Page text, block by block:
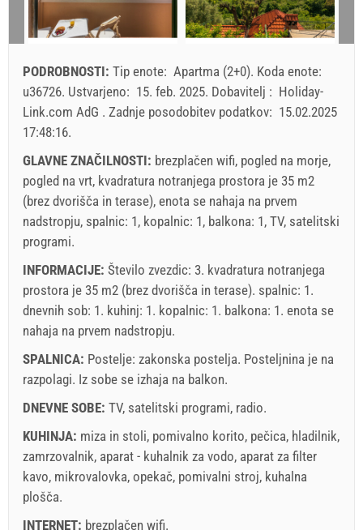
PODROBNOSTI: Tip enote: Apartma (2+0). Koda enote:
u36726. Ustvarjeno: 15. feb. 2025. Dobavitelj : Holiday-
Link.com AdG . Zadnje posodobitev podatkov: 15.02.2025
17:48:16.
GLAVNE ZNAČILNOSTI: brezplačen wifi, pogled na morje,
pogled na vrt, kvadratura notranjega prostora je 35 m2
(brez dvorišča in terase), enota se nahaja na prvem
nadstropju, spalnic: 1, kopalnic: 1, balkona: 1, TV, satelitski
programi.
INFORMACIJE: Število zvezdic: 3. kvadratura notranjega
prostora je 35 m2 (brez dvorišča in terase). spalnic: 1.
dnevnih sob: 1. kuhinj: 1. kopalnic: 1. balkona: 1. enota se
nahaja na prvem nadstropju.
SPALNICA: Postelje: zakonska postelja. Posteljnina je na
razpolagi. Iz sobe se izhaja na balkon.
DNEVNE SOBE: TV, satelitski programi, radio.
KUHINJA: miza in stoli, pomivalno korito, pečica, hladilnik,
zamrzovalnik, aparat - kuhalnik za vodo, aparat za filter
kavo, mikrovalovka, opekač, pomivalni stroj, kuhalna
plošča.
INTERNET: brezplačen wifi.